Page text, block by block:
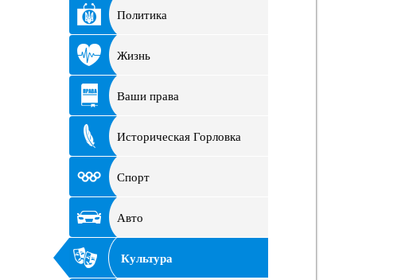
Политика
Жизнь
Ваши права
Историческая Горловка
Спорт
Авто
Культура